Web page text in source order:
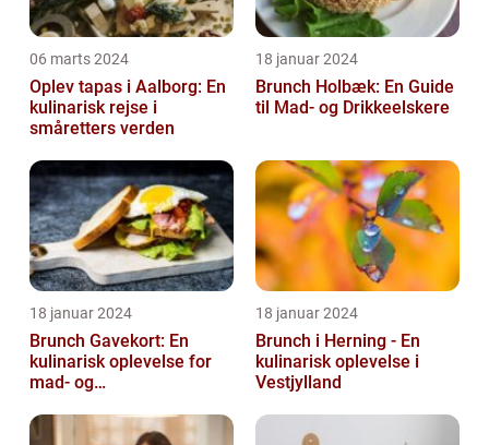
06 marts 2024
Oplev tapas i Aalborg: En
kulinarisk rejse i
småretters verden
18 januar 2024
Brunch Holbæk: En Guide
til Mad- og Drikkeelskere
18 januar 2024
Brunch Gavekort: En
kulinarisk oplevelse for
mad- og
18 januar 2024
Brunch i Herning - En
kulinarisk oplevelse i
Vestjylland